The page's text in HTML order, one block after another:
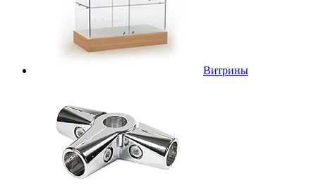
Витрины